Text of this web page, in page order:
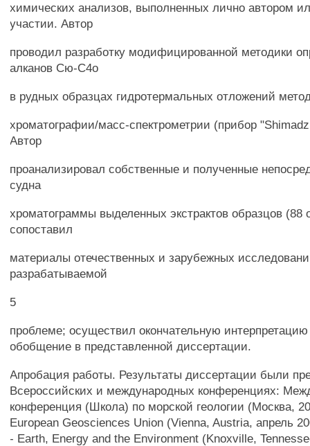
химических анализов, выполненных лично автором
участии. Автор
проводил разработку модифицированной методики
алканов Сю-С4о
в рудных образцах гидротермальных отложений
хроматографии/масс-спектрометрии (прибор
Автор
проанализировал собственные и полученные
судна
хроматограммы выделенных экстрактов образцов (88
сопоставил
материалы отечественных и зарубежных
разрабатываемой
5
проблеме; осуществил окончательную
обобщение в представленной диссертации.
Апробация работы. Результаты диссертации были
Всероссийских и международных конференциях:
конференция (Школа) по морской геологии (Москва,
European Geosciences Union (Vienna, Austria, апрель
- Earth, Energy and the Environment (Knoxville,